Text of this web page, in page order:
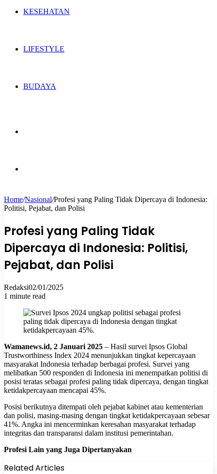
KESEHATAN
LIFESTYLE
BUDAYA
for
Home/Nasional/Profesi yang Paling Tidak Dipercaya di Indonesia:
Politisi, Pejabat, dan Polisi
Profesi yang Paling Tidak
Dipercaya di Indonesia: Politisi,
Pejabat, dan Polisi
Redaksi02/01/2025
1 minute read
Wamanews.id, 2 Januari 2025 – Hasil survei Ipsos Global
Trustworthiness Index 2024 menunjukkan tingkat kepercayaan
masyarakat Indonesia terhadap berbagai profesi. Survei yang
melibatkan 500 responden di Indonesia ini menempatkan politisi di
posisi teratas sebagai profesi paling tidak dipercaya, dengan tingkat
ketidakpercayaan mencapai 45%.
Posisi berikutnya ditempati oleh pejabat kabinet atau kementerian
dan polisi, masing-masing dengan tingkat ketidakpercayaan sebesar
41%. Angka ini mencerminkan keresahan masyarakat terhadap
integritas dan transparansi dalam institusi pemerintahan.
Profesi Lain yang Juga Dipertanyakan
Related Articles